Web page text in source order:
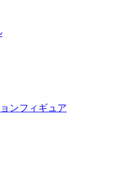
ンフィギュア